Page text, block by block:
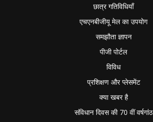
छात्र गतिविधियाँ
एचएनबीजीयू मेल का उपयोग
समझौता ज्ञापन
पीजी पोर्टल
विविध
प्रशिक्षण और प्लेसमेंट
क्या खबर है
संविधान दिवस की 70 वीं वर्षगांठ